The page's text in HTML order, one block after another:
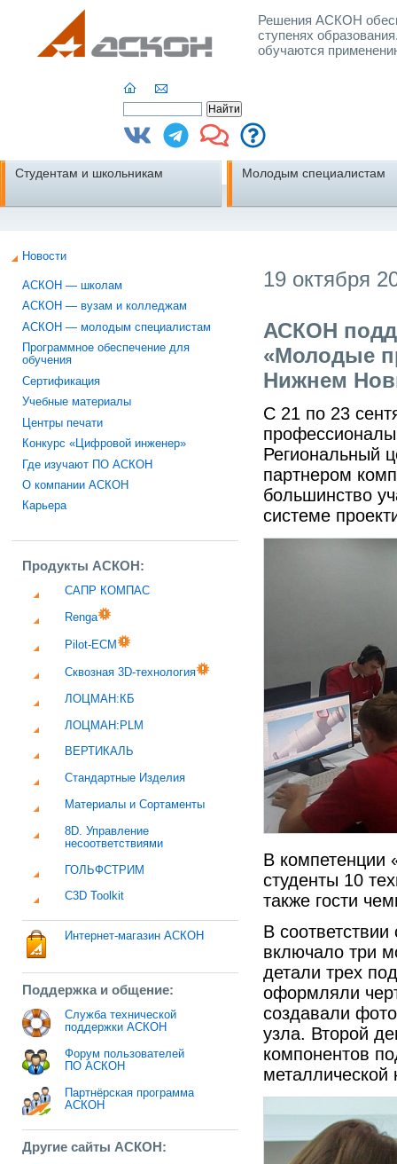
Решения АСКОН
ступенях
обучаются
Студентам и школьникам Молодым специалистам
Новости
АСКОН — школам
АСКОН — вузам и колледжам
АСКОН — молодым специалистам
Программное обеспечение для
обучения
Сертификация
Учебные материалы
Центры печати
Конкурс «Цифровой инженер»
Где изучают ПО АСКОН
О компании АСКОН
Карьера
Продукты АСКОН:
САПР КОМПАС
Renga
Pilot-ECM
Сквозная 3D-технология
ЛОЦМАН:КБ
ЛОЦМАН:PLM
ВЕРТИКАЛЬ
Стандартные Изделия
Материалы и Сортаменты
8D. Управление
несоответствиями
ГОЛЬФСТРИМ
C3D Toolkit
Интернет-магазин АСКОН
Поддержка и общение:
Служба технической
поддержки АСКОН
Форум пользователей
ПО АСКОН
Партнёрская программа
АСКОН
Другие сайты АСКОН:
19 октября
АСКОН
«Молодые
Нижнем
С 21 по 23
Региональный
партнером
большинство
системе
В компетенции
студенты 10
также гости
В
включало три
детали трех
оформляли
создавали
узла. Второй
компонентов
металлической